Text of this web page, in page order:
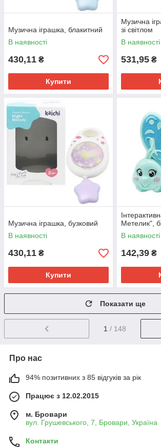
Музична іграшка, блакитний
В наявності
430,11 ₴
Купити
Музична
зі світлом
В наявності
531,95 ₴
Музична іграшка, бузковий
В наявності
430,11 ₴
Купити
Метелик",
В наявності
142,39 ₴
Показати ще
1 / 148
Про нас
94% позитивних з 85 відгуків за рік
Працює з 12.02.2015
м. Бровари
вул. Грушевського, 7, Бровари, Україна
Контакти